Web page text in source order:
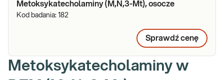
Metoksykatecholaminy (M,N,3-Mt), osocze
Kod badania: 182
Sprawdź cenę
Metoksykatecholaminy w